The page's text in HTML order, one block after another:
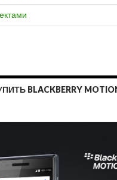
BLACKBERRY